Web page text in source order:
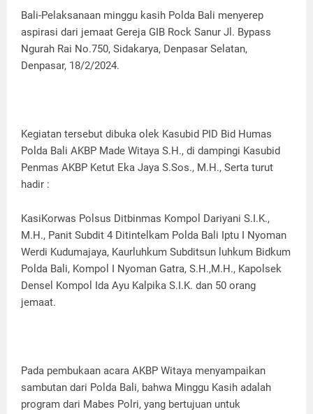
Bali-Pelaksanaan minggu kasih Polda Bali menyerep
aspirasi dari jemaat Gereja GIB Rock Sanur Jl. Bypass
Ngurah Rai No.750, Sidakarya, Denpasar Selatan,
Denpasar, 18/2/2024.
Kegiatan tersebut dibuka olek Kasubid PID Bid Humas
Polda Bali AKBP Made Witaya S.H., di dampingi Kasubid
Penmas AKBP Ketut Eka Jaya S.Sos., M.H., Serta turut
hadir :
KasiKorwas Polsus Ditbinmas Kompol Dariyani S.I.K.,
M.H., Panit Subdit 4 Ditintelkam Polda Bali Iptu I Nyoman
Werdi Kudumajaya, Kaurluhkum Subditsun luhkum Bidkum
Polda Bali, Kompol I Nyoman Gatra, S.H.,M.H., Kapolsek
Densel Kompol Ida Ayu Kalpika S.I.K. dan 50 orang
jemaat.
Pada pembukaan acara AKBP Witaya menyampaikan
sambutan dari Polda Bali, bahwa Minggu Kasih adalah
program dari Mabes Polri, yang bertujuan untuk